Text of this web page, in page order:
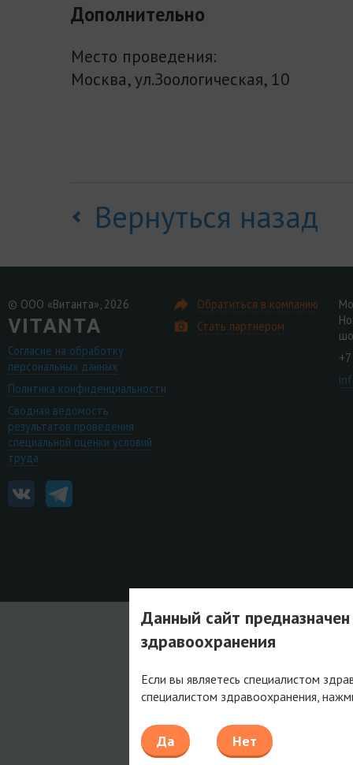
Дополнительно
Место проведения:
Москва, ул.Зоологическая, 10
Вернуться назад
© ООО «Витанта», 2026
Согласие на обработку
персональных данных
Политика конфиденциальности
Сводная ведомость
результатов проведения
специальной оценки условий
труда
Обратиться в компанию
Стать партнером
Данный сайт
здравоохранения
Если вы являетесь специалистом
специалистом здравоохранения,
Да Нет